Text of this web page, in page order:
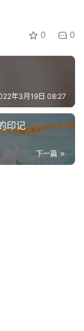
0 0
年3月19日 08:27
印记
下一篇